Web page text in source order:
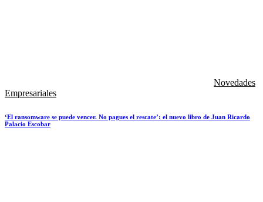
Novedades
Empresariales
‘El ransomware se puede vencer. No pagues el rescate’: el nuevo libro de Juan Ricardo
Palacio Escobar